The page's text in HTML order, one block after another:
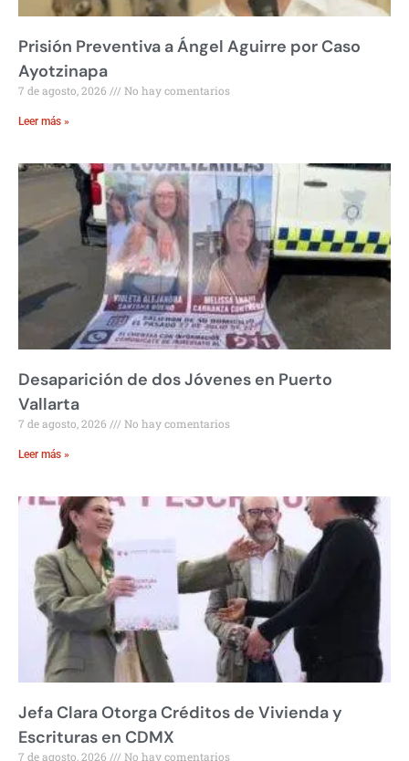
Prisión Preventiva a Ángel Aguirre por Caso
Ayotzinapa
7 de agosto, 2026 No hay comentarios
Leer más »
Desaparición de dos Jóvenes en Puerto
Vallarta
7 de agosto, 2026 No hay comentarios
Leer más »
Jefa Clara Otorga Créditos de Vivienda y
Escrituras en CDMX
7 de agosto, 2026 No hay comentarios